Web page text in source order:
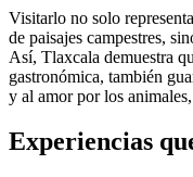
Visitarlo no solo
de paisajes campestres,
Así, Tlaxcala demuestra
gastronómica, también
y al amor por los
Experiencias